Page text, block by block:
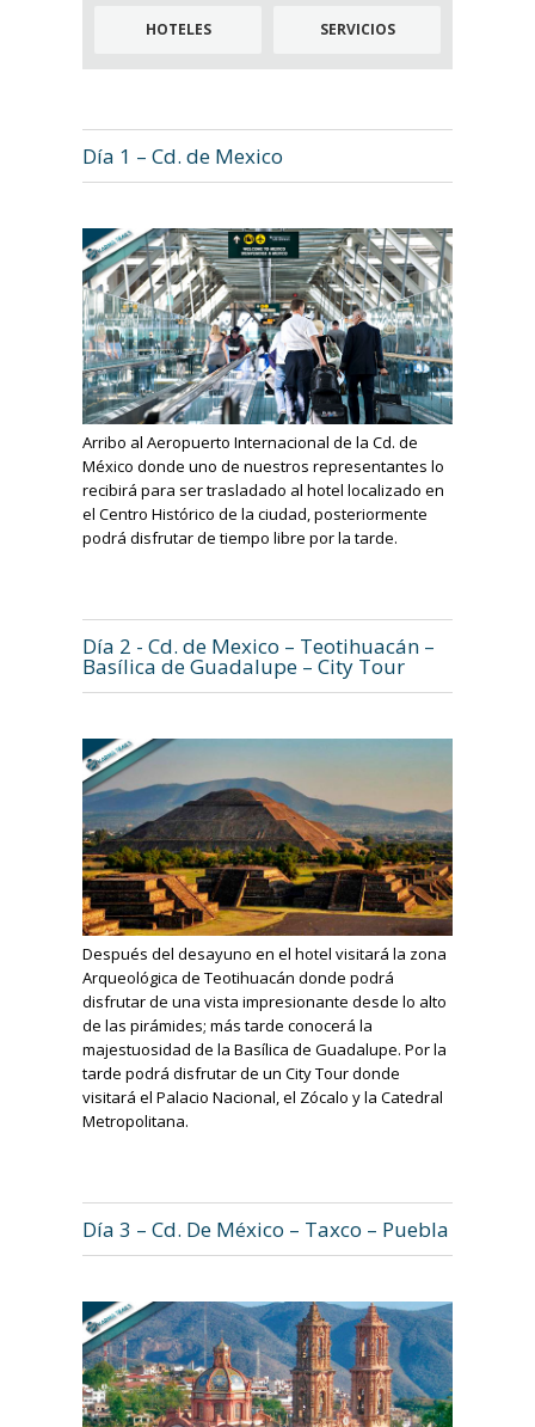
HOTELES SERVICIOS
Día 1 – Cd. de Mexico
Arribo al Aeropuerto Internacional de la Cd. de
México donde uno de nuestros representantes lo
recibirá para ser trasladado al hotel localizado en
el Centro Histórico de la ciudad, posteriormente
podrá disfrutar de tiempo libre por la tarde.
Día 2 - Cd. de Mexico – Teotihuacán –
Basílica de Guadalupe – City Tour
Después del desayuno en el hotel visitará la zona
Arqueológica de Teotihuacán donde podrá
disfrutar de una vista impresionante desde lo alto
de las pirámides; más tarde conocerá la
majestuosidad de la Basílica de Guadalupe. Por la
tarde podrá disfrutar de un City Tour donde
visitará el Palacio Nacional, el Zócalo y la Catedral
Metropolitana.
Día 3 – Cd. De México – Taxco – Puebla